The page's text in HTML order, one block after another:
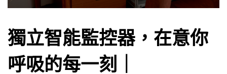
獨立智能監控器，在意你
呼吸的每一刻｜